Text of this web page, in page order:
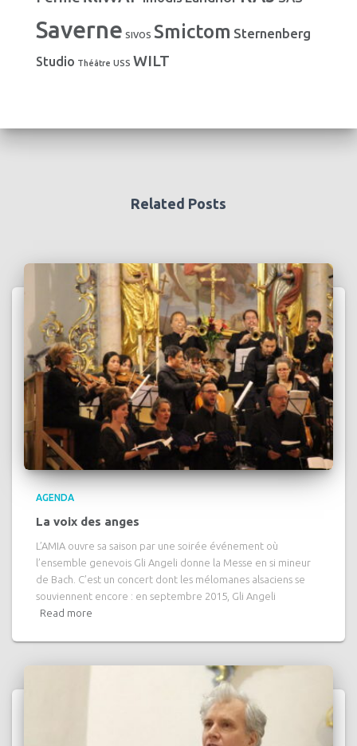
Saverne SIVOS Smictom Sternenberg
Studio Théâtre USS WILT
Related Posts
AGENDA
La voix des anges
L’AMIA ouvre sa saison par une soirée événement où
l’ensemble genevois Gli Angeli donne la Messe en si mineur
de Bach. C’est un concert dont les mélomanes alsaciens se
souviennent encore : en septembre 2015, Gli Angeli
Read more